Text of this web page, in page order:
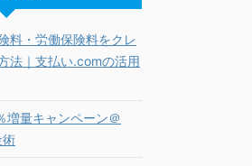
料・労働保険料をクレ
法｜支払い.comの活用
増量キャンペーン＠
術